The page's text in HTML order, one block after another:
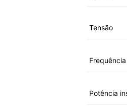
Tensão
Frequência
Potência